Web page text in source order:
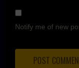
Notify me of new